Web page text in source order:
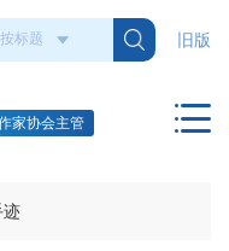
旧版
家协会主管
迹